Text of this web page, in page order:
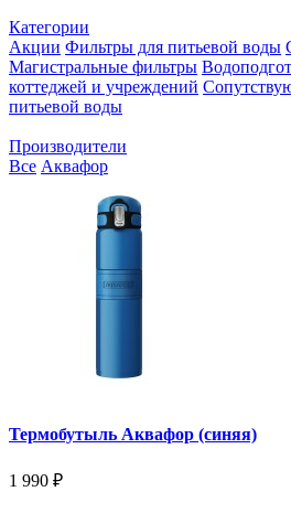
Категории
Акции Фильтры для питьевой воды
Магистральные фильтры
коттеджей и учреждений
питьевой воды
Производители
Все Аквафор
Термобутыль Аквафор (синяя)
1 990 ₽